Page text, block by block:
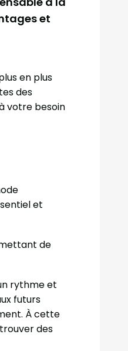
et
en plus
des
votre besoin
et
de
rythme et
futurs
À cette
des